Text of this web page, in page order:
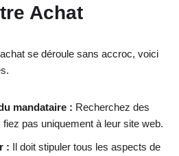
Achat
se déroule sans accroc, voici
mandataire : Recherchez des
pas uniquement à leur site web.
: Il doit stipuler tous les aspects de